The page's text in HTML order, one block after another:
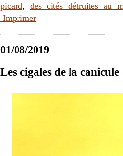
picard, des cités détruites au
Imprimer
01/08/2019
Les cigales de la